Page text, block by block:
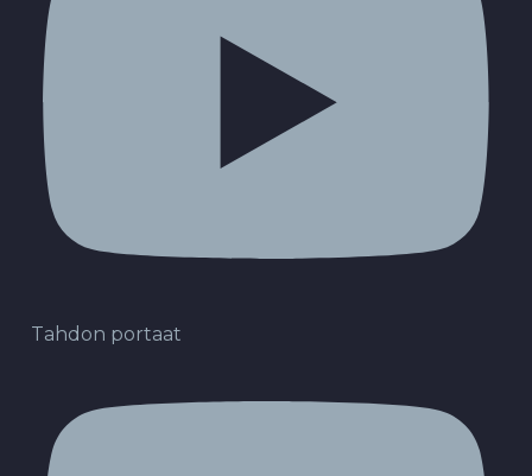
Tahdon portaat